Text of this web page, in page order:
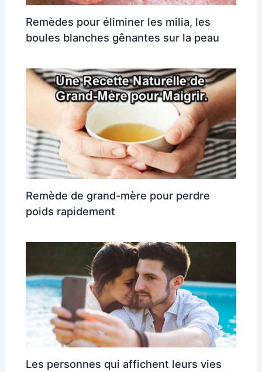
Remèdes pour éliminer les milia, les
boules blanches gênantes sur la peau
Remède de grand-mère pour perdre
poids rapidement
Les personnes qui affichent leurs vies